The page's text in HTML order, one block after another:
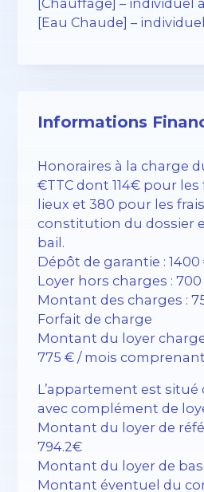
[Eau Chaude] –
Informations
Honoraires à la charge
€TTC dont 114€ pour les
lieux et 380 pour les
constitution du dossier
bail.
Dépôt de garantie : 1400
Loyer hors charges :
Montant des charges :
Forfait de charge
Montant du loyer
775 € / mois
L’appartement est situé
avec complément de
Montant du loyer de
794.2€
Montant du loyer de
Montant éventuel du